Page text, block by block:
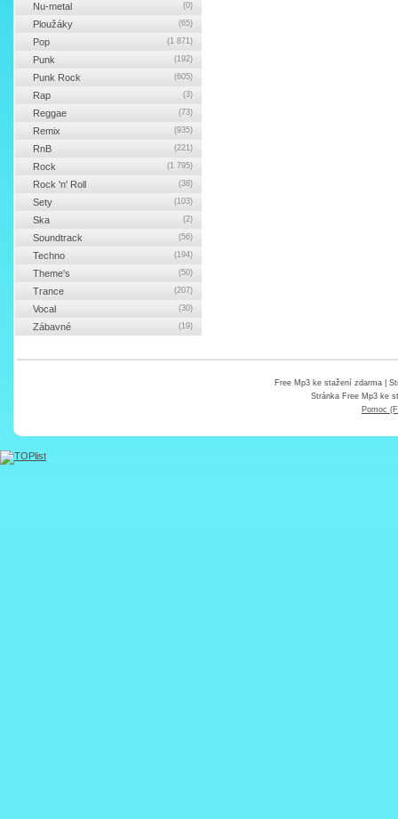
Nu-metal (0)
Ploužáky (65)
Pop (1 871)
Punk (192)
Punk Rock (605)
Rap (3)
Reggae (73)
Remix (935)
RnB (221)
Rock (1 795)
Rock 'n' Roll (38)
Sety (103)
Ska (2)
Soundtrack (56)
Techno (194)
Theme's (50)
Trance (207)
Vocal (30)
Zábavné (19)
Free Mp3 ke stažení zdarma|
Stránka Free Mp3 ke
Pomoc